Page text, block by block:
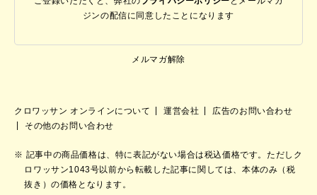
ジンの配信に同意したことになります
メルマガ解除
クロワッサン オンラインについて 運営会社
広告のお問い合わせ
その他のお問い合わせ
記事中の商品価格は、特に表記がない場合は税込価格です。ただしク
ロワッサン1043号以前から転載した記事に関しては、本体のみ（税
抜き）の価格となります。